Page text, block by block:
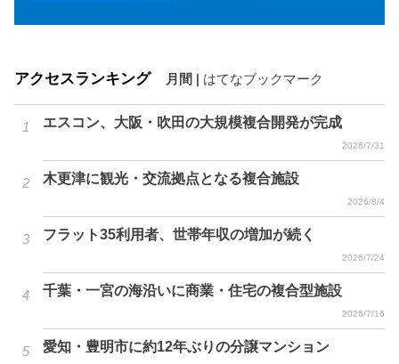
アクセスランキング 月間 はてなブックマーク
エスコン、大阪・吹田の大規模複合開発が完成
2026/7/31
木更津に観光・交流拠点となる複合施設
2026/8/4
フラット35利用者、世帯年収の増加が続く
2026/7/24
千葉・一宮の海沿いに商業・住宅の複合型施設
2026/7/16
愛知・豊明市に約12年ぶりの分譲マンション